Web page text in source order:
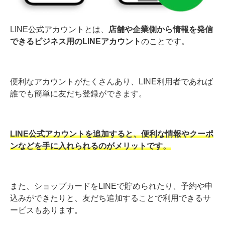
LINE公式アカウントとは、
店舗や企業側から情報を発信
できるビジネス用のLINEアカウントのことです。
便利なアカウントがたくさんあり、LINE利用者であれば
誰でも簡単に友だち登録ができます。
LINE公式アカウントを追加すると、便利な情報やクーポ
ンなどを手に入れられるのがメリットです。
また、ショップカードをLINEで貯められたり、予約や申
込みができたりと、友だち追加することで利用できるサ
ービスもあります。